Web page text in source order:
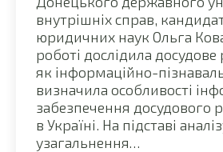
внутрішніх справ,
юридичних наук Ольга
роботі дослідила досудове
як інформаційно-
визначила особливості
забезпечення досудового
в Україні. На підставі
узагальнення…